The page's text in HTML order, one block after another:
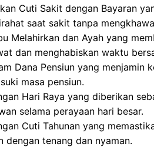
Cuti Sakit dengan Bayaran
saat sakit tanpa
Melahirkan dan Ayah yang
dan menghabiskan waktu
Dana Pensiun yang menjamin
masa pensiun.
Hari Raya yang diberikan
selama perayaan hari besar.
Cuti Tahunan yang
dengan tenang dan nyaman.